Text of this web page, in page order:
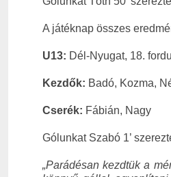
A játéknap összes
U13: Dél-Nyugat, 18.
Kezdők: Badó, Kozma,
Cserék: Fábián, Nagy
Gólunkat Szabó 1’
„Parádésan kezdtük a